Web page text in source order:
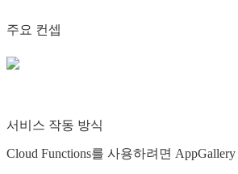
주요 컨셉
서비스 작동 방식
Cloud Functions를 사용하려면